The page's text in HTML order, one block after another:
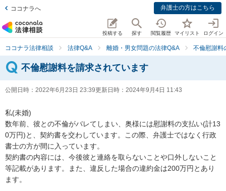
ココナラへ 弁護士の方はこちら
投稿する 探す 閲覧履歴 マイリスト ログイン
ココナラ法律相談 法律Q&A 離婚・男女問題の法律Q&A 不倫慰謝料
不倫慰謝料を請求されています
公開日時： 2022年6月23日 23:39更新日時： 2024年9月4日 11:43
私(未婚)
数年前、彼との不倫がバレてしまい、奥様には慰謝料の支払い(計13
0万円)と、契約書を交わしています。この際、弁護士ではなく行政
書士の方が間に入っています。
契約書の内容には、今後彼と連絡を取らないことや口外しないこと
等記載があります。また、違反した場合の違約金は200万円とあり
ます。